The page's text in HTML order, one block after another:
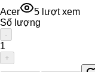
Acer 5 lượt xem
Số lượng
-
1
+